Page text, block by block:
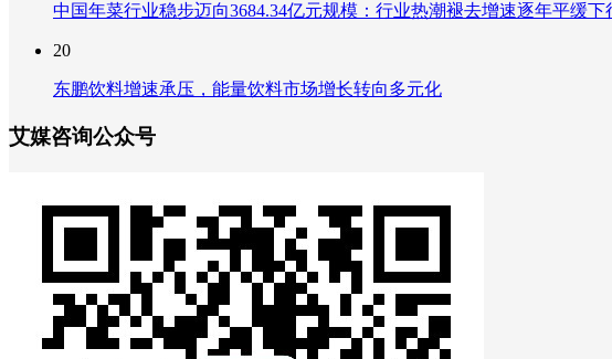
中国年菜行业稳步迈向3684.34亿元规模：行业热潮褪去增速逐年平缓
20
东鹏饮料增速承压，能量饮料市场增长转向多元化
艾媒咨询公众号